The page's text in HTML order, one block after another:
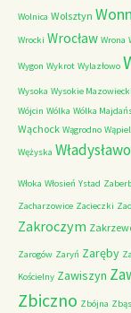
Wolnica Wolsztyn
Wrocki Wrocław Wrona
Wygon Wykrot Wylazłowo
Wysoka Wysokie
Wójcin Wólka Wólka
Wąchock Wągrodno
Wężyska
Włoka Włosień Ystad
Zacharzowice Zacieczki
Zakroczym
Zarogów Zaryń Zaręby
Kościelny Zawiszyn
Zbiczno Zbójna